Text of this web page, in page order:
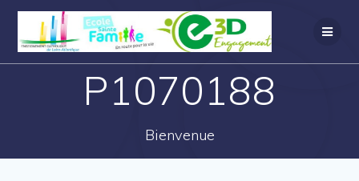
P1070188
Bienvenue